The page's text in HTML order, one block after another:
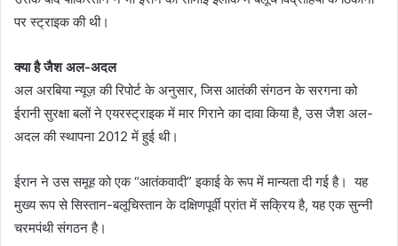
पर स्ट्राइक की थी।
क्या है जैश अल-अदल
अल अरबिया न्यूज़ की रिपोर्ट के अनुसार, जिस आतंकी संगठन के सरगना को
ईरानी सुरक्षा बलों ने एयरस्ट्राइक में मार गिराने का दावा किया है, उस जैश अल-
अदल की स्थापना 2012 में हुई थी।
ईरान ने उस समूह को एक “आतंकवादी” इकाई के रूप में मान्यता दी गई है। यह
मुख्य रूप से सिस्तान-बलूचिस्तान के दक्षिणपूर्वी प्रांत में सक्रिय है, यह एक सुन्नी
चरमपंथी संगठन है।